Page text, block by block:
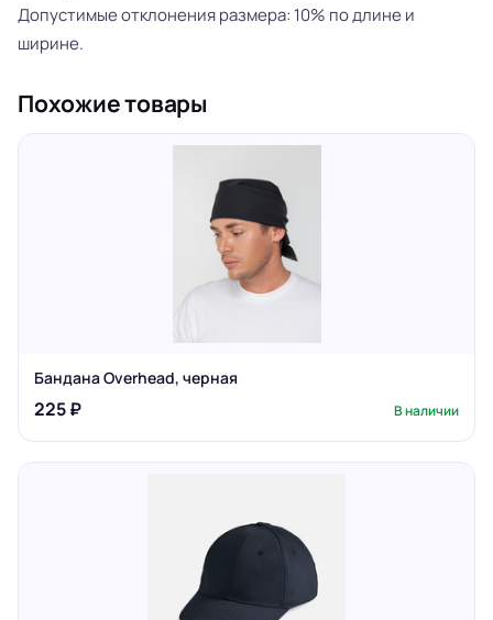
Допустимые отклонения размера: 10% по длине и
ширине.
Похожие товары
Бандана Overhead, черная
225 ₽ В наличии